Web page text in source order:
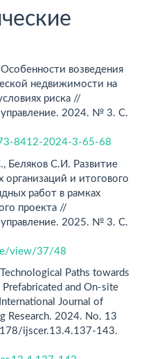
возведения
недвижимости на
риска //
2024. № 3. С.
8412-2024-3-65-68
Беляков С.И. Развитие
и итогового
работ в рамках
проекта //
2025. № 3. С.
view/37/48
Paths towards
and On-site
Journal of
Research. 2024. No. 13
ijscer.13.4.137-143.